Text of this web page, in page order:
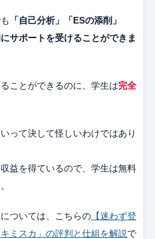
「自己分析」「ESの添削」
サポートを受けることができま
ことができるのに、学生は完全
って決して怪しいわけではあり
益を得ているので、学生は無料
ついては、こちらの 【迷わず登
ミスカ」の評判と仕組を解説で